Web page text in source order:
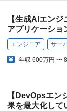
【生成AIエン
アプリケーショ
エンジニア サー
年収 600万円 〜
【DevOpsエン
果を最大化して